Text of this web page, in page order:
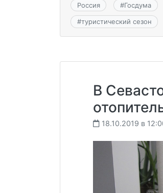
Россия #Госдума
#туристический сезон
В
18.10.2019 в